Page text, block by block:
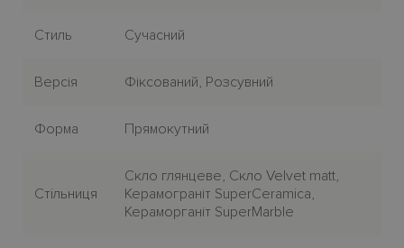
Стиль Сучасний
Версія Фіксований, Розсувний
Форма Прямокутний
Стiльниця
Скло глянцеве, Скло Velvet matt,
Керамограніт SuperCeramica,
Кераморганіт SuperMarble